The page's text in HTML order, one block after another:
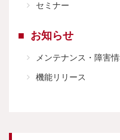
セミナー
お知らせ
メンテナンス・障害
機能リリース